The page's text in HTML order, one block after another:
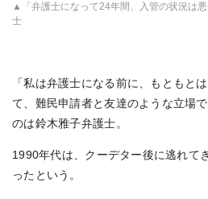
▲「弁護士になって24年間、入管の状況は
士
「私は弁護士になる前に、もともと
て、難民申請者と友達のような立場
のは鈴木雅子弁護士。
1990年代は、クーデター後に逃れて
ったという。